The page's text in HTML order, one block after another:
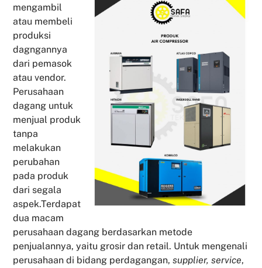
mengambil
atau membeli
produksi
dagngannya
dari pemasok
atau vendor.
Perusahaan
dagang untuk
menjual produk
tanpa
melakukan
perubahan
pada produk
dari segala
aspek.Terdapat
dua macam
perusahaan dagang berdasarkan metode
penjualannya, yaitu grosir dan retail. Untuk mengenali
perusahaan di bidang perdagangan,supplier, service,